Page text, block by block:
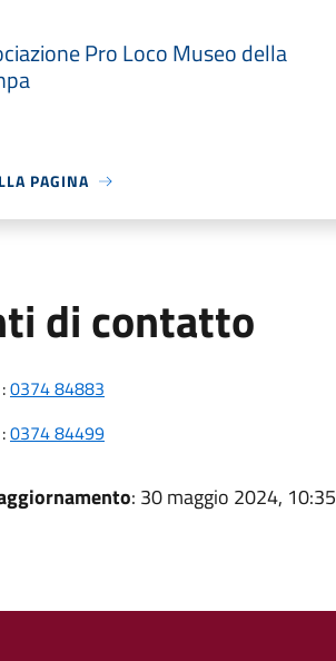
Pro Loco Museo della
PAGINA
di contatto
:0374 84883
:0374 84499
: 30 maggio 2024, 10:35